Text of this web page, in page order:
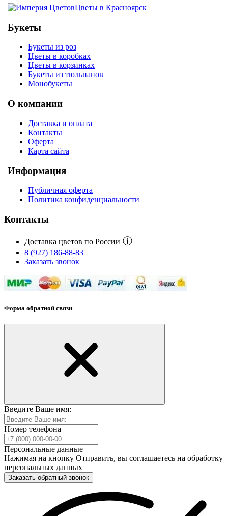
Цветы в Красноярск
Букеты
Букеты из роз
Цветы в коробках
Цветы в корзинках
Букеты из тюльпанов
Монобукеты
О компании
Доставка и оплата
Контакты
Оферта
Карта сайта
Информация
Публичная оферта
Политика конфиденциальности
Контакты
Доставка цветов по России ⓘ
8 (927) 186-88-83
Заказать звонок
Форма обратной связи
Введите Ваше имя:
Номер телефона
Персональные данные
Нажимая на кнопку Отправить, вы соглашаетесь на обработку
персональных данных
Заказать обратный звонок